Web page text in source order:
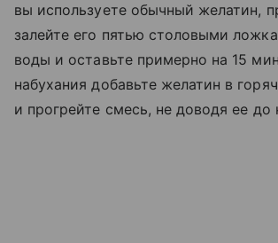
вы используете обычный желатин,
залейте его пятью столовыми
воды и оставьте примерно на 15
набухания добавьте желатин в
и прогрейте смесь, не доводя ее до